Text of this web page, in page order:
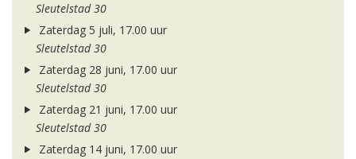
Sleutelstad 30
Zaterdag 5 juli, 17.00 uur
Sleutelstad 30
Zaterdag 28 juni, 17.00 uur
Sleutelstad 30
Zaterdag 21 juni, 17.00 uur
Sleutelstad 30
Zaterdag 14 juni, 17.00 uur